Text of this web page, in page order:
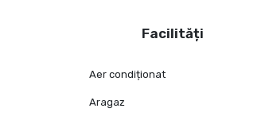
Facilități
Aer condiționat
Aragaz